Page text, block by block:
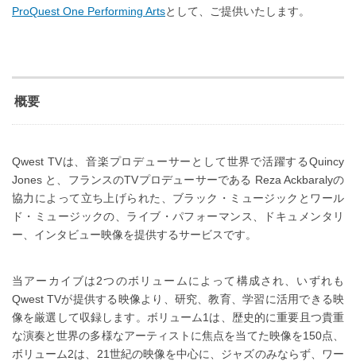
ProQuest One Performing Artsとして、ご提供いたします。
概要
Qwest TVは、音楽プロデューサーとして世界で活躍するQuincy
Jones と、フランスのTVプロデューサーである Reza Ackbaralyの
協力によって立ち上げられた、ブラック・ミュージックとワール
ド・ミュージックの、ライブ・パフォーマンス、ドキュメンタリ
ー、インタビュー映像を提供するサービスです。
当アーカイブは2つのボリュームによって構成され、いずれも
Qwest TVが提供する映像より、研究、教育、学習に活用できる映
像を厳選して収録します。ボリューム1は、歴史的に重要且つ貴重
な演奏と世界の多様なアーティストに焦点を当てた映像を150点、
ボリューム2は、21世紀の映像を中心に、ジャズのみならず、ワー